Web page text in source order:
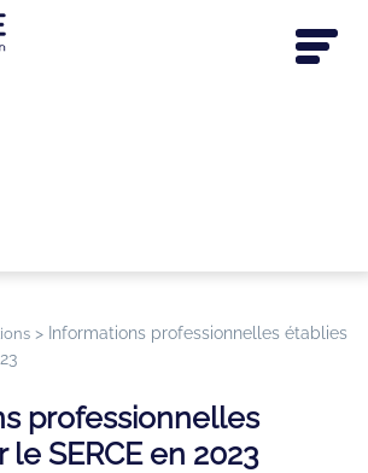
> Informations professionnelles établies
professionnelles
SERCE en 2023